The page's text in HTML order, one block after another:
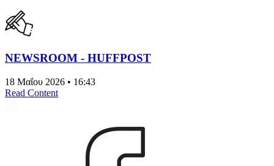
NEWSROOM - HUFFPOST
18 Μαΐου 2026 • 16:43
Read Content